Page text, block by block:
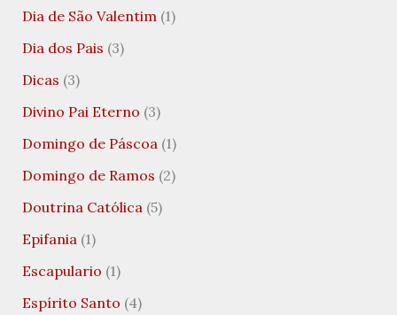
Dia de São Valentim (1)
Dia dos Pais (3)
Dicas (3)
Divino Pai Eterno (3)
Domingo de Páscoa (1)
Domingo de Ramos (2)
Doutrina Católica (5)
Epifania (1)
Escapulario (1)
Espírito Santo (4)